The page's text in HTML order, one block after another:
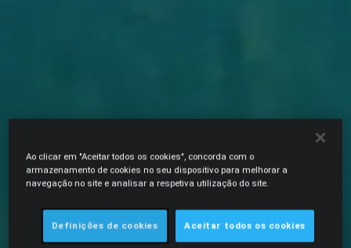
Ao clicar em "Aceitar todos os cookies", concorda com o
armazenamento de cookies no seu dispositivo para melhorar a
navegação no site e analisar a respetiva utilização do site.
Definições de cookies Aceitar todos os cookies